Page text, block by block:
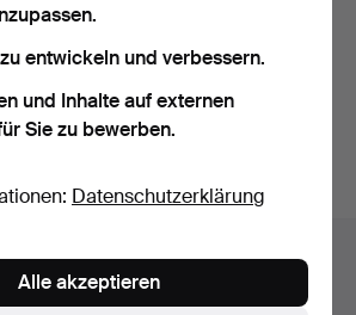
aufnehmen
entwickeln und verbessern.
und Inhalte auf externen
Sie zu bewerben.
Datenschutzerklärung
Alle akzeptieren